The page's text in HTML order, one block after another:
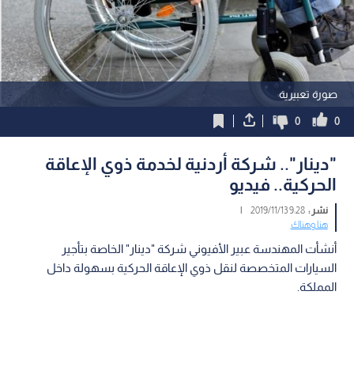
صورة تعبيرية
0
0
"دينار".. شركة أردنية لخدمة ذوي الإعاقة
الحركية‎.. فيديو
نشر :9:28 2019/11/13
|
هنا وهناك
أنشأت المهندسة عبير الأفيوني شركة "دينار" الخاصة بتأجير
السيارات المتخصصة لنقل ذوي الإعاقة الحركية بسهولة داخل
المملكة.